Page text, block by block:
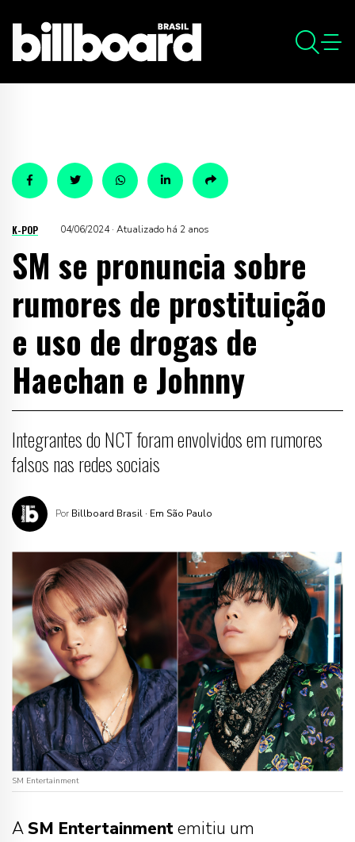
K-POP 04/06/2024 · Atualizado há 2 anos
SM se pronuncia sobre
rumores de prostituição
e uso de drogas de
Haechan e Johnny
Integrantes do NCT foram envolvidos em rumores
falsos nas redes sociais
Por Billboard Brasil · Em São Paulo
SM Entertainment
ASM Entertainmentemitiu um